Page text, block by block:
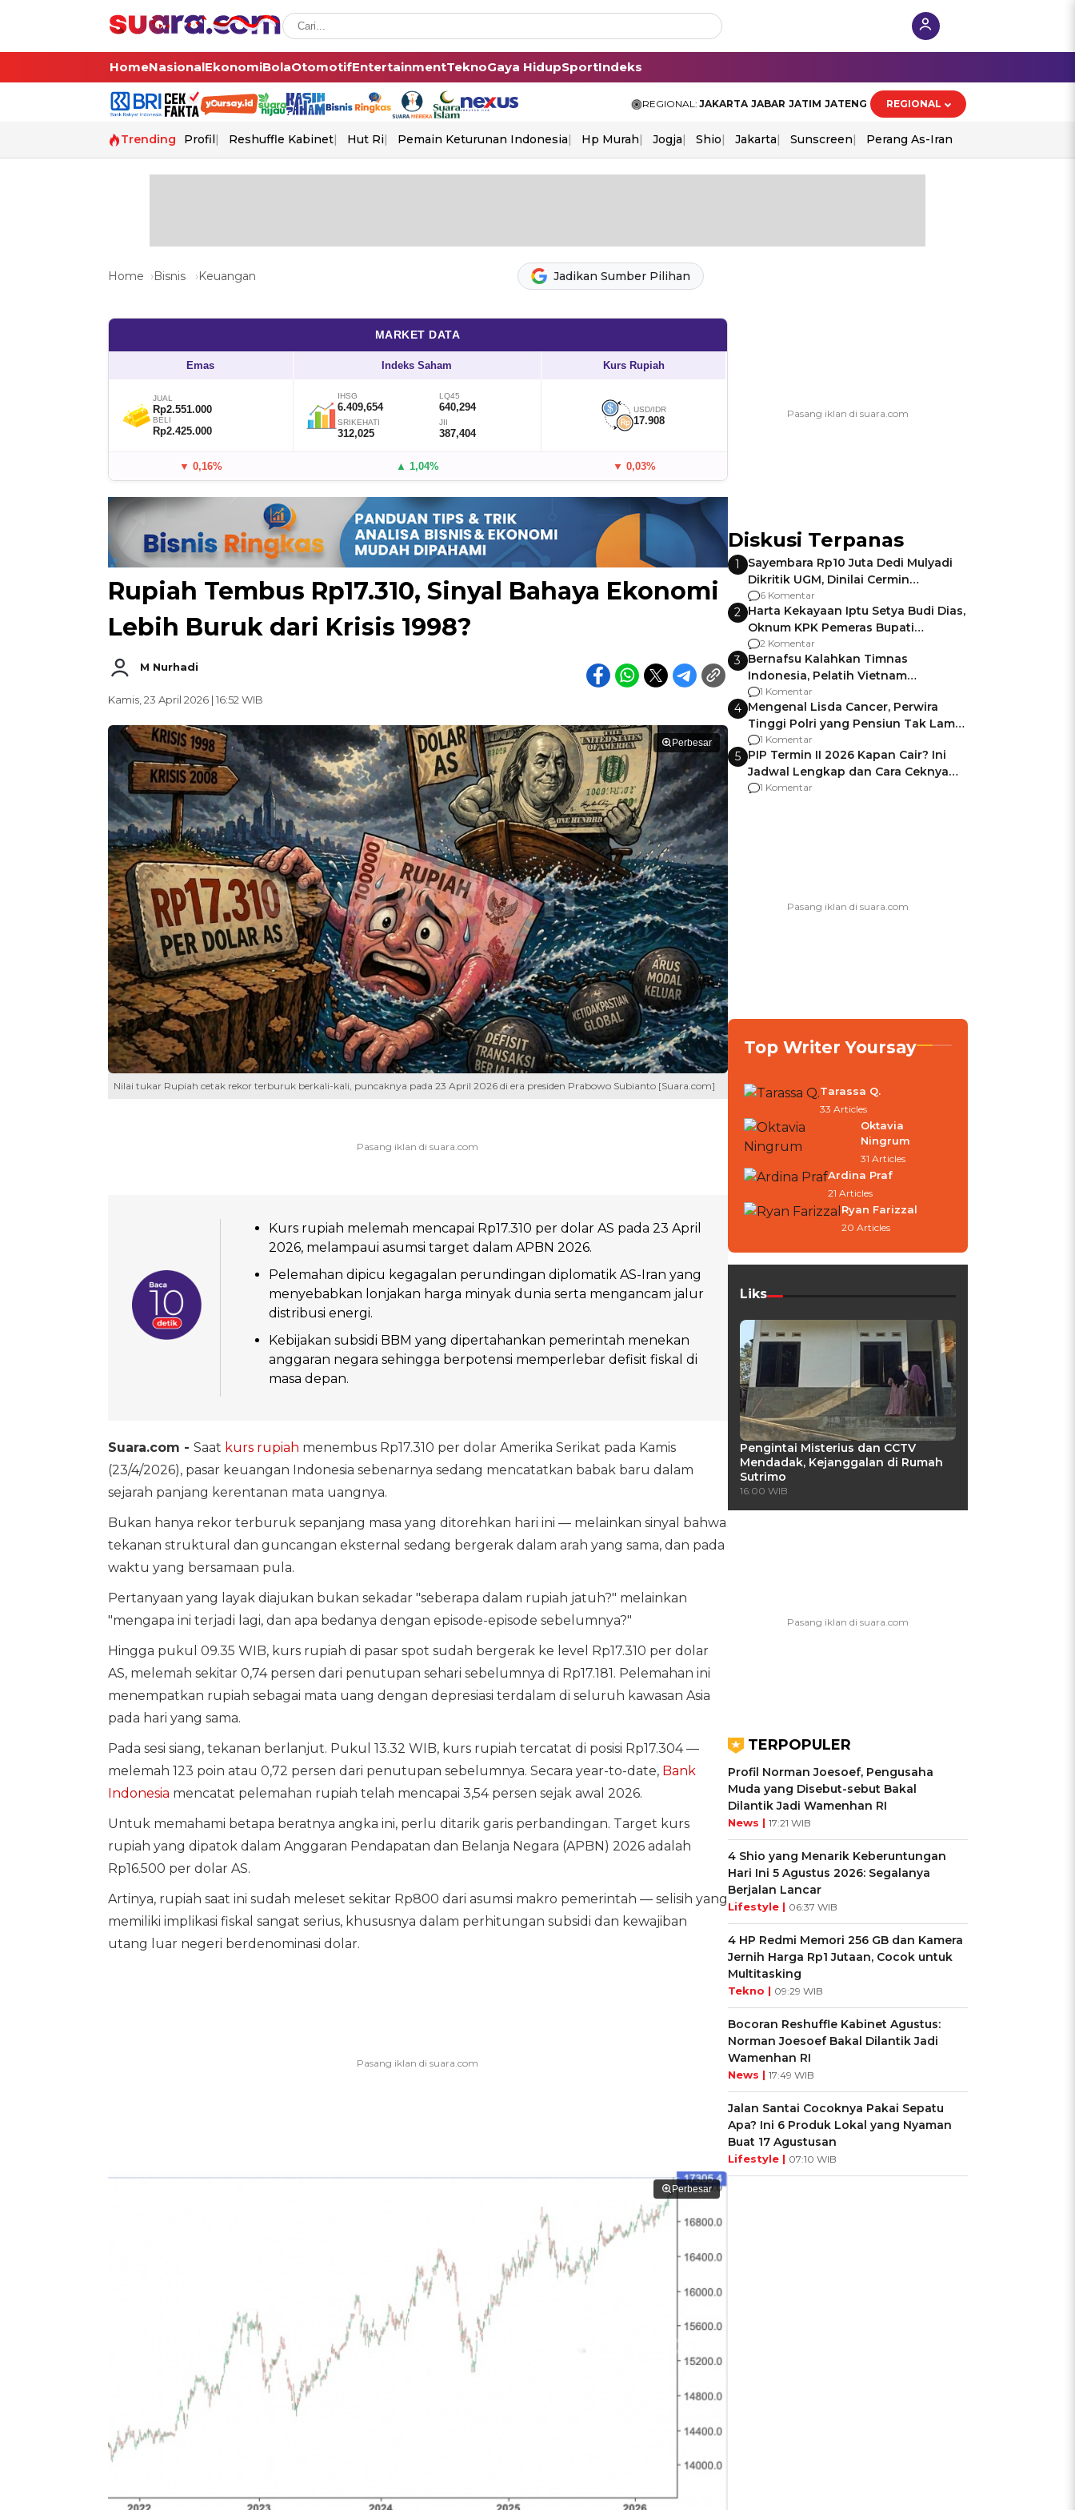
HomeNasionalEkonomiBolaOtomotifEntertainmentTeknoGaya HidupSportIndeks
REGIONAL: JAKARTA JABAR JATIM JATENG REGIONAL
Trending Profil Reshuffle Kabinet Hut Ri Pemain Keturunan Indonesia Hp Murah Jogja Shio Jakarta Sunscreen Perang As-Iran
Home Bisnis Keuangan Jadikan Sumber Pilihan
MARKET DATA
Emas Indeks Saham Kurs Rupiah
JUAL
Rp2.551.000
BELI
Rp2.425.000
IHSG
6.409,654
LQ45
640,294
SRIKEHATI
312,025
JII
387,404
USD/IDR
17.908
▼ 0,16% ▲ 1,04% ▼ 0,03%
Rupiah Tembus Rp17.310, Sinyal Bahaya Ekonomi
Lebih Buruk dari Krisis 1998?
M Nurhadi
Kamis, 23 April 2026 | 16:52 WIB
Perbesar
Nilai tukar Rupiah cetak rekor terburuk berkali-kali, puncaknya pada 23 April 2026 di era presiden Prabowo Subianto [Suara.com]
Kurs rupiah melemah mencapai Rp17.310 per dolar AS pada 23 April
2026, melampaui asumsi target dalam APBN 2026.
Pelemahan dipicu kegagalan perundingan diplomatik AS-Iran yang
menyebabkan lonjakan harga minyak dunia serta mengancam jalur
distribusi energi.
Kebijakan subsidi BBM yang dipertahankan pemerintah menekan
anggaran negara sehingga berpotensi memperlebar defisit fiskal di
masa depan.
Suara.com - Saat kurs rupiah menembus Rp17.310 per dolar Amerika Serikat pada Kamis
(23/4/2026), pasar keuangan Indonesia sebenarnya sedang mencatatkan babak baru dalam
sejarah panjang kerentanan mata uangnya.
Bukan hanya rekor terburuk sepanjang masa yang ditorehkan hari ini — melainkan sinyal bahwa
tekanan struktural dan guncangan eksternal sedang bergerak dalam arah yang sama, dan pada
waktu yang bersamaan pula.
Pertanyaan yang layak diajukan bukan sekadar "seberapa dalam rupiah jatuh?" melainkan
"mengapa ini terjadi lagi, dan apa bedanya dengan episode-episode sebelumnya?"
Hingga pukul 09.35 WIB, kurs rupiah di pasar spot sudah bergerak ke level Rp17.310 per dolar
AS, melemah sekitar 0,74 persen dari penutupan sehari sebelumnya di Rp17.181. Pelemahan ini
menempatkan rupiah sebagai mata uang dengan depresiasi terdalam di seluruh kawasan Asia
pada hari yang sama.
Pada sesi siang, tekanan berlanjut. Pukul 13.32 WIB, kurs rupiah tercatat di posisi Rp17.304 —
melemah 123 poin atau 0,72 persen dari penutupan sebelumnya. Secara year-to-date, Bank
Indonesia mencatat pelemahan rupiah telah mencapai 3,54 persen sejak awal 2026.
Untuk memahami betapa beratnya angka ini, perlu ditarik garis perbandingan. Target kurs
rupiah yang dipatok dalam Anggaran Pendapatan dan Belanja Negara (APBN) 2026 adalah
Rp16.500 per dolar AS.
Artinya, rupiah saat ini sudah meleset sekitar Rp800 dari asumsi makro pemerintah — selisih yang
memiliki implikasi fiskal sangat serius, khususnya dalam perhitungan subsidi dan kewajiban
utang luar negeri berdenominasi dolar.
Perbesar
Diskusi Terpanas
1
Sayembara Rp10 Juta Dedi Mulyadi
Dikritik UGM, Dinilai Cermin
Gagalnya Negara Jamin Keamanan
6 Komentar
2 Harta Kekayaan Iptu Setya Budi Dias,
Oknum KPK Pemeras Bupati
Pemalang
2 Komentar
3 Bernafsu Kalahkan Timnas
Indonesia, Pelatih Vietnam
Berencana Pakai Jimat di Pakansari
1 Komentar
4 Mengenal Lisda Cancer, Perwira
Tinggi Polri yang Pensiun Tak Lama
Usai Jadi Brigjen
1 Komentar
5 PIP Termin II 2026 Kapan Cair? Ini
Jadwal Lengkap dan Cara Ceknya
agar Dana Tidak Hangus!
1 Komentar
Top Writer Yoursay
Tarassa Q.
33 Articles
Oktavia
Ningrum
31 Articles
Ardina Praf
21 Articles
Ryan Farizzal
20 Articles
Liks
Pengintai Misterius dan CCTV
Mendadak, Kejanggalan di Rumah
Sutrimo
16:00 WIB
TERPOPULER
Profil Norman Joesoef, Pengusaha
Muda yang Disebut-sebut Bakal
Dilantik Jadi Wamenhan RI
News | 17:21 WIB
4 Shio yang Menarik Keberuntungan
Hari Ini 5 Agustus 2026: Segalanya
Berjalan Lancar
Lifestyle | 06:37 WIB
4 HP Redmi Memori 256 GB dan Kamera
Jernih Harga Rp1 Jutaan, Cocok untuk
Multitasking
Tekno | 09:29 WIB
Bocoran Reshuffle Kabinet Agustus:
Norman Joesoef Bakal Dilantik Jadi
Wamenhan RI
News | 17:49 WIB
Jalan Santai Cocoknya Pakai Sepatu
Apa? Ini 6 Produk Lokal yang Nyaman
Buat 17 Agustusan
Lifestyle | 07:10 WIB